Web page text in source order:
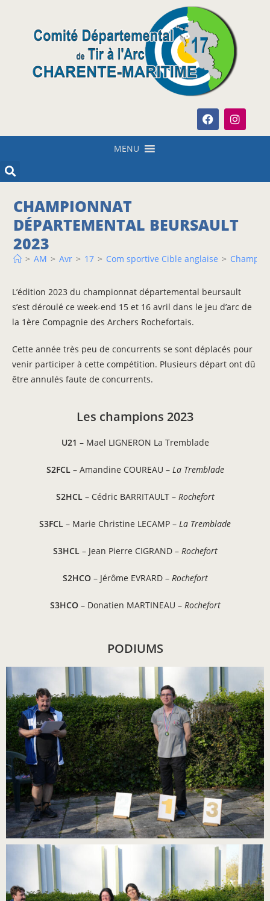
MENU
CHAMPIONNAT
DÉPARTEMENTAL BEURSAULT
2023
> AM > Avr > 17 > Com sportive Cible anglaise >
L’édition 2023 du championnat départemental beursault
s’est déroulé ce week-end 15 et 16 avril dans le jeu d’arc de
la 1ère Compagnie des Archers Rochefortais.
Cette année très peu de concurrents se sont déplacés pour
venir participer à cette compétition. Plusieurs départ ont dû
être annulés faute de concurrents.
Les champions 2023
U21 – Mael LIGNERON La Tremblade
S2FCL– Amandine COUREAU – La Tremblade
S2HCL– Cédric BARRITAULT – Rochefort
S3FCL – Marie Christine LECAMP – La Tremblade
S3HCL– Jean Pierre CIGRAND – Rochefort
S2HCO– Jérôme EVRARD – Rochefort
S3HCO– Donatien MARTINEAU – Rochefort
PODIUMS